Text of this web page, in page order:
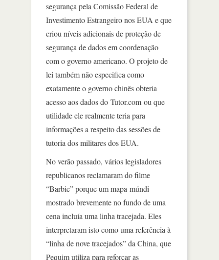
segurança pela Comissão Federal de
Investimento Estrangeiro nos EUA e que
criou níveis adicionais de proteção de
segurança de dados em coordenação
com o governo americano. O projeto de
lei também não especifica como
exatamente o governo chinês obteria
acesso aos dados do Tutor.com ou que
utilidade ele realmente teria para
informações a respeito das sessões de
tutoria dos militares dos EUA.
No verão passado, vários legisladores
republicanos reclamaram do filme
“Barbie” porque um mapa-múndi
mostrado brevemente no fundo de uma
cena incluía uma linha tracejada. Eles
interpretaram isto como uma referência à
“linha de nove tracejados” da China, que
Pequim utiliza para reforçar as